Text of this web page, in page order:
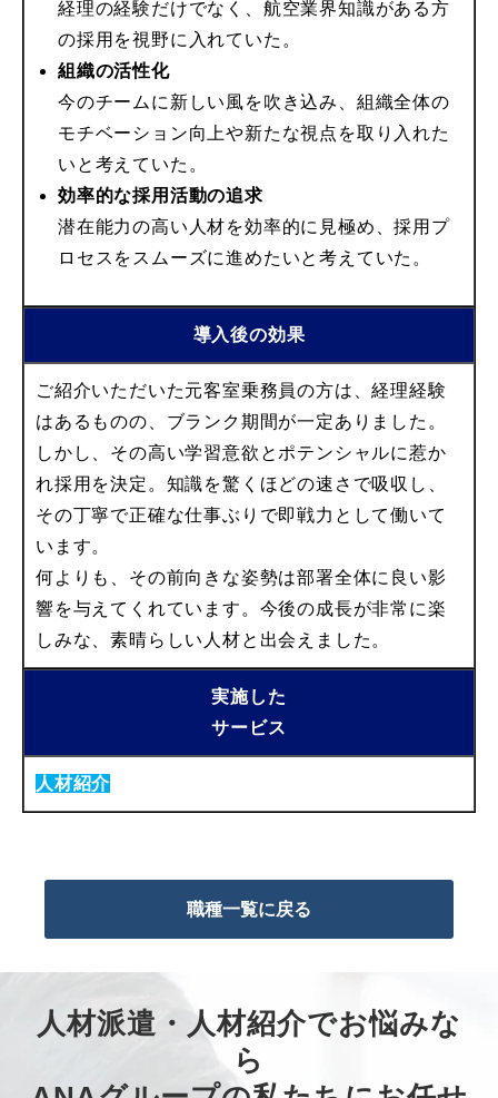
経理の経験だけでなく、航空業界知識がある方
の採用を視野に入れていた。
組織の活性化
今のチームに新しい風を吹き込み、組織全体の
モチベーション向上や新たな視点を取り入れた
いと考えていた。
効率的な採用活動の追求
潜在能力の高い人材を効率的に見極め、採用プ
ロセスをスムーズに進めたいと考えていた。
導入後の効果
ご紹介いただいた元客室乗務員の方は、経理経験
はあるものの、ブランク期間が一定ありました。
しかし、その高い学習意欲とポテンシャルに惹か
れ採用を決定。知識を驚くほどの速さで吸収し、
その丁寧で正確な仕事ぶりで即戦力として働いて
います。
何よりも、その前向きな姿勢は部署全体に良い影
響を与えてくれています。今後の成長が非常に楽
しみな、素晴らしい人材と出会えました。
実施した
サービス
人材紹介
職種一覧に戻る
人材派遣・人材紹介でお悩みな
ら